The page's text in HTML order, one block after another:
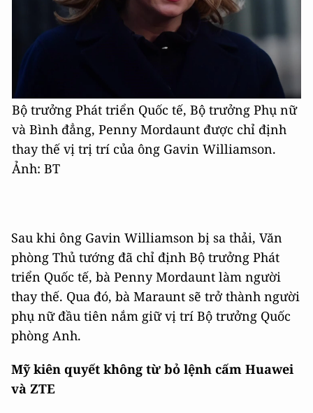
Bộ trưởng Phát triển Quốc tế, Bộ trưởng Phụ nữ
và Bình đẳng, Penny Mordaunt được chỉ định
thay thế vị trị trí của ông Gavin Williamson.
Ảnh: BT
Sau khi ông Gavin Williamson bị sa thải, Văn
phòng Thủ tướng đã chỉ định Bộ trưởng Phát
triển Quốc tế, bà Penny Mordaunt làm người
thay thế. Qua đó, bà Maraunt sẽ trở thành người
phụ nữ đầu tiên nắm giữ vị trí Bộ trưởng Quốc
phòng Anh.
Mỹ kiên quyết không từ bỏ lệnh cấm Huawei
và ZTE